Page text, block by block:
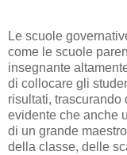
Le scuole
come le scuole
insegnante
di collocare gli
risultati, trascurando
evidente che anche
di un grande
della classe, delle